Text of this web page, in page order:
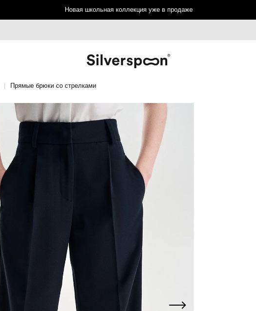
Новая школьная коллекция уже в продаже
Прямые брюки со стрелками